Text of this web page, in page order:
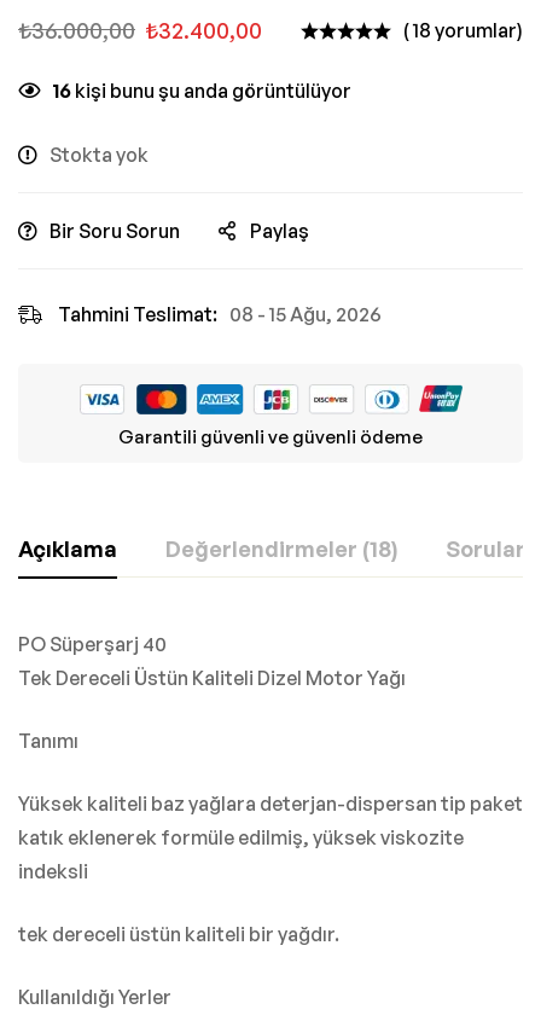
₺36.000,00 ₺32.400,00 ( 18 yorumlar)
16 kişi bunu şu anda görüntülüyor
Stokta yok
Bir Soru Sorun Paylaş
Tahmini Teslimat: 08 - 15 Ağu, 2026
Garantili güvenli ve güvenli ödeme
Açıklama Değerlendirmeler (18) Sorular
PO Süperşarj 40
Tek Dereceli Üstün Kaliteli Dizel Motor Yağı
Tanımı
Yüksek kaliteli baz yağlara deterjan-dispersan tip paket
katık eklenerek formüle edilmiş, yüksek viskozite
indeksli
tek dereceli üstün kaliteli bir yağdır.
Kullanıldığı Yerler